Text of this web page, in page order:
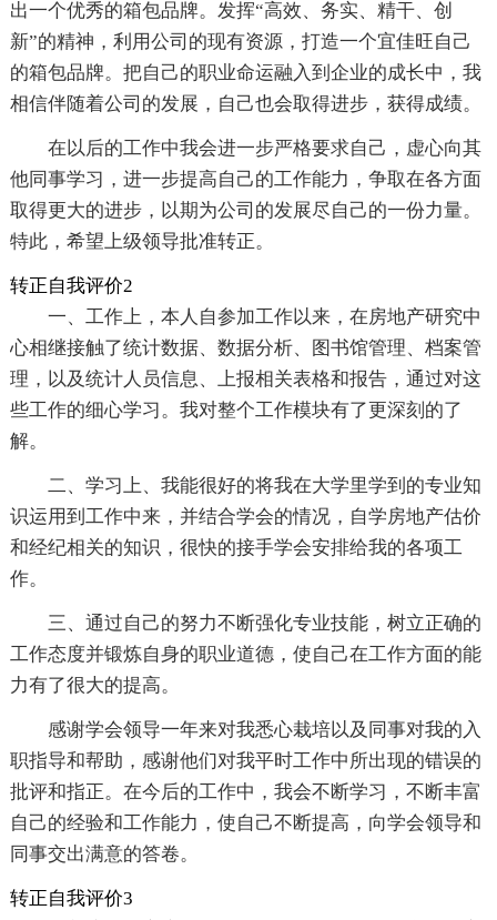
出一个优秀的箱包品牌。发挥“高效、务实、精干、创
新”的精神，利用公司的现有资源，打造一个宜佳旺自己
的箱包品牌。把自己的职业命运融入到企业的成长中，我
相信伴随着公司的发展，自己也会取得进步，获得成绩。
在以后的工作中我会进一步严格要求自己，虚心向其
他同事学习，进一步提高自己的工作能力，争取在各方面
取得更大的进步，以期为公司的发展尽自己的一份力量。
特此，希望上级领导批准转正。
转正自我评价2
一、工作上，本人自参加工作以来，在房地产研究中
心相继接触了统计数据、数据分析、图书馆管理、档案管
理，以及统计人员信息、上报相关表格和报告，通过对这
些工作的细心学习。我对整个工作模块有了更深刻的了
解。
二、学习上、我能很好的将我在大学里学到的专业知
识运用到工作中来，并结合学会的情况，自学房地产估价
和经纪相关的知识，很快的接手学会安排给我的各项工
作。
三、通过自己的努力不断强化专业技能，树立正确的
工作态度并锻炼自身的职业道德，使自己在工作方面的能
力有了很大的提高。
感谢学会领导一年来对我悉心栽培以及同事对我的入
职指导和帮助，感谢他们对我平时工作中所出现的错误的
批评和指正。在今后的工作中，我会不断学习，不断丰富
自己的经验和工作能力，使自己不断提高，向学会领导和
同事交出满意的答卷。
转正自我评价3